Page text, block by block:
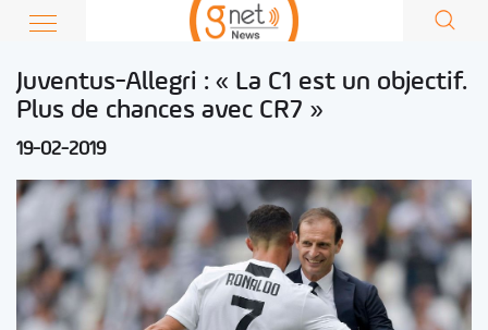
Juventus-Allegri : « La C1 est un objectif.
Plus de chances avec CR7 »
19-02-2019